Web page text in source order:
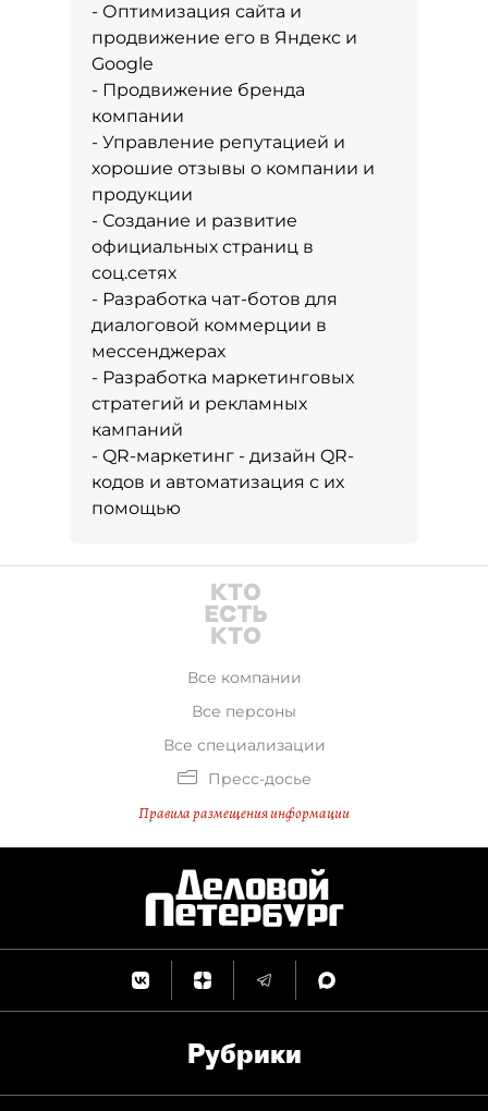
- Оптимизация сайта и
продвижение его в Яндекс и
Google
- Продвижение бренда
компании
- Управление репутацией и
хорошие отзывы о компании и
продукции
- Создание и развитие
официальных страниц в
соц.сетях
- Разработка чат-ботов для
диалоговой коммерции в
мессенджерах
- Разработка маркетинговых
стратегий и рекламных
кампаний
- QR-маркетинг - дизайн QR-
кодов и автоматизация с их
помощью
Все компании
Все персоны
Все специализации
Пресс-досье
Правила размещения информации
Рубрики